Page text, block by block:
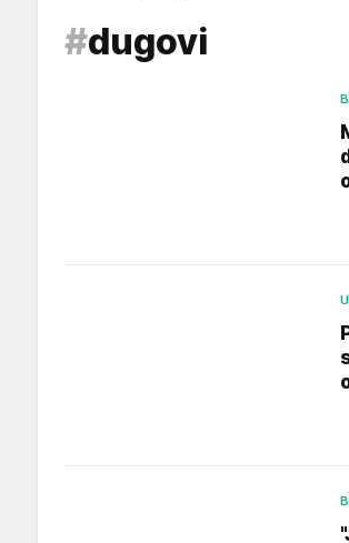
#dugovi